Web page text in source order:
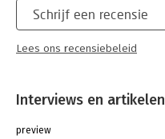
Schrijf een recensie
Lees ons recensiebeleid
Interviews en artikelen
preview